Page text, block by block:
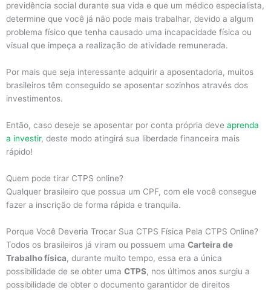
previdência social durante sua vida e que um médico especialista,
determine que você já não pode mais trabalhar, devido a algum
problema físico que tenha causado uma incapacidade física ou
visual que impeça a realização de atividade remunerada.
Por mais que seja interessante adquirir a aposentadoria, muitos
brasileiros têm conseguido se aposentar sozinhos através dos
investimentos.
Então, caso deseje se aposentar por conta própria deve aprenda
a investir, deste modo atingirá sua liberdade financeira mais
rápido!
Quem pode tirar CTPS online?
Qualquer brasileiro que possua um CPF, com ele você consegue
fazer a inscrição de forma rápida e tranquila.
Porque Você Deveria Trocar Sua CTPS Física Pela CTPS Online?
Todos os brasileiros já viram ou possuem uma Carteira de
Trabalho física, durante muito tempo, essa era a única
possibilidade de se obter uma CTPS, nos últimos anos surgiu a
possibilidade de obter o documento garantidor de direitos